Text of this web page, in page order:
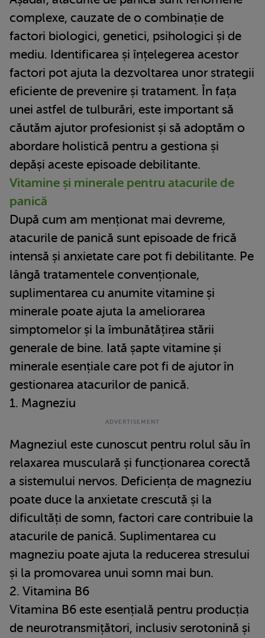
complexe, cauzate de o combinație de
factori biologici, genetici, psihologici și de
mediu. Identificarea și înțelegerea acestor
factori pot ajuta la dezvoltarea unor strategii
eficiente de prevenire și tratament. În fața
unei astfel de tulburări, este important să
căutăm ajutor profesionist și să adoptăm o
abordare holistică pentru a gestiona și
depăși aceste episoade debilitante.
Vitamine și minerale pentru atacurile de
panică
După cum am menționat mai devreme,
atacurile de panică sunt episoade de frică
intensă și anxietate care pot fi debilitante. Pe
lângă tratamentele convenționale,
suplimentarea cu anumite vitamine și
minerale poate ajuta la ameliorarea
simptomelor și la îmbunătățirea stării
generale de bine. Iată șapte vitamine și
minerale esențiale care pot fi de ajutor în
gestionarea atacurilor de panică.
1. Magneziu
Magneziul este cunoscut pentru rolul său în
relaxarea musculară și funcționarea corectă
a sistemului nervos. Deficiența de magneziu
poate duce la anxietate crescută și la
dificultăți de somn, factori care contribuie la
atacurile de panică. Suplimentarea cu
magneziu poate ajuta la reducerea stresului
și la promovarea unui somn mai bun.
2. Vitamina B6
Vitamina B6 este esențială pentru producția
de neurotransmițători, inclusiv serotonină și